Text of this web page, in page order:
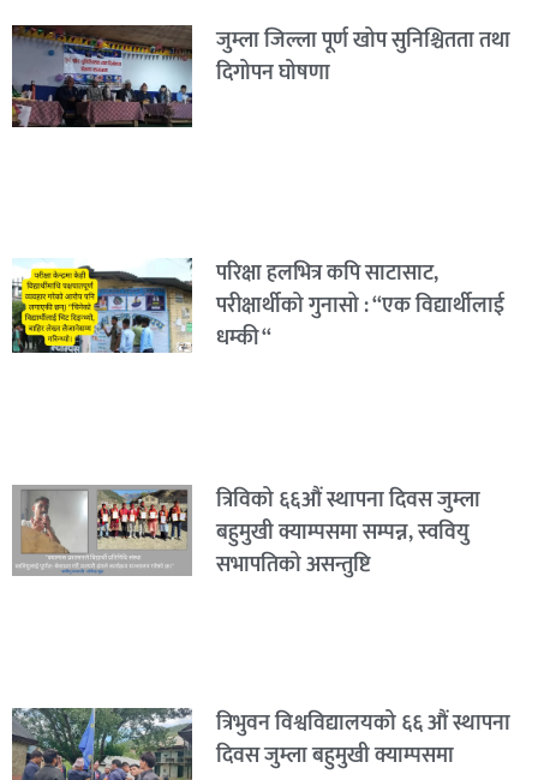
जुम्ला जिल्ला पूर्ण खोप सुनिश्चितता तथा
दिगोपन घोषणा
परिक्षा हलभित्र कपि साटासाट,
परीक्षार्थीको गुनासो : “एक विद्यार्थीलाई
धम्की “
त्रिविको ६६औं स्थापना दिवस जुम्ला
बहुमुखी क्याम्पसमा सम्पन्न, स्ववियु
सभापतिको असन्तुष्टि
त्रिभुवन विश्वविद्यालयको ६६ औं स्थापना
दिवस जुम्ला बहुमुखी क्याम्पसमा